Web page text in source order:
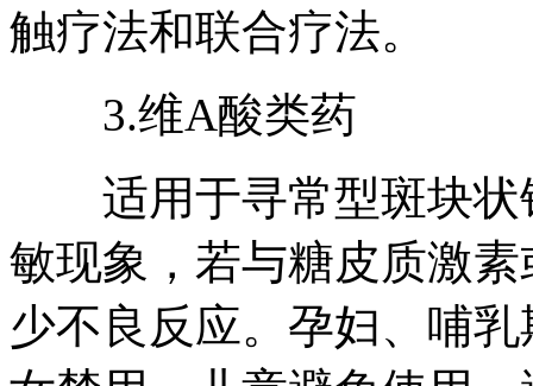
触疗法和联合疗法。
3.维A酸类药
适用于寻常型斑块状
敏现象，若与糖皮质激
少不良反应。孕妇、哺